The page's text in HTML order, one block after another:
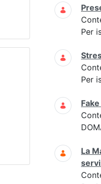
Per
Per
La